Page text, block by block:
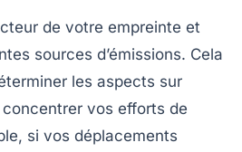
de votre empreinte et
sources d’émissions. Cela
les aspects sur
vos efforts de
si vos déplacements